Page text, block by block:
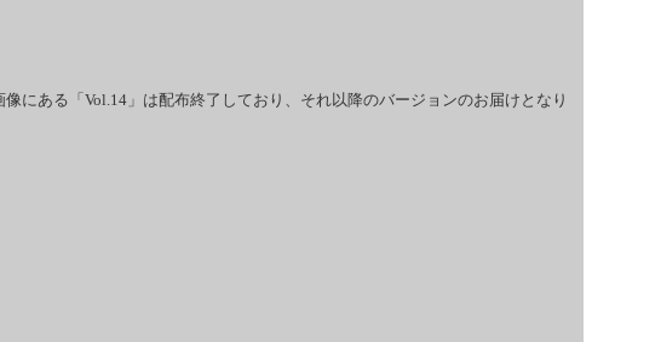
にある「Vol.14」は配布終了しており、それ以降のバージョンのお届けとなり